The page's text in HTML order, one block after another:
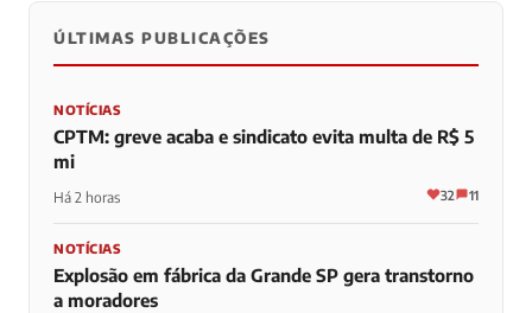
ÚLTIMAS PUBLICAÇÕES
NOTÍCIAS
CPTM: greve acaba e sindicato evita multa de R$ 5
mi
Há 2 horas 32 11
NOTÍCIAS
Explosão em fábrica da Grande SP gera transtorno
a moradores